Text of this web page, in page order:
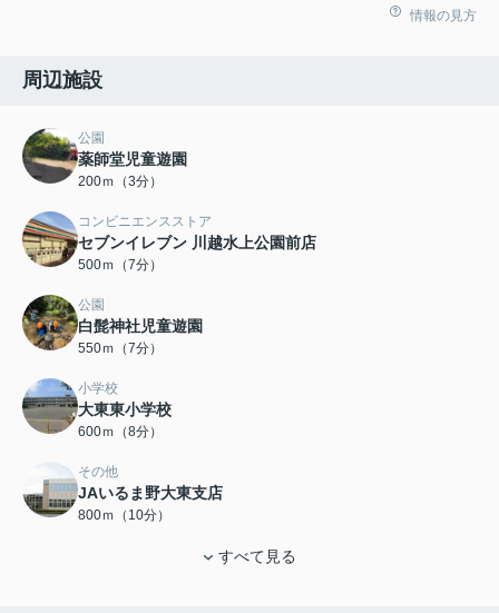
情報の見方
周辺施設
公園
薬師堂児童遊園
200ｍ（3分）
コンビニエンスストア
セブンイレブン 川越水上公園前店
500ｍ（7分）
公園
白髭神社児童遊園
550ｍ（7分）
小学校
大東東小学校
600ｍ（8分）
その他
JAいるま野大東支店
800ｍ（10分）
すべて見る